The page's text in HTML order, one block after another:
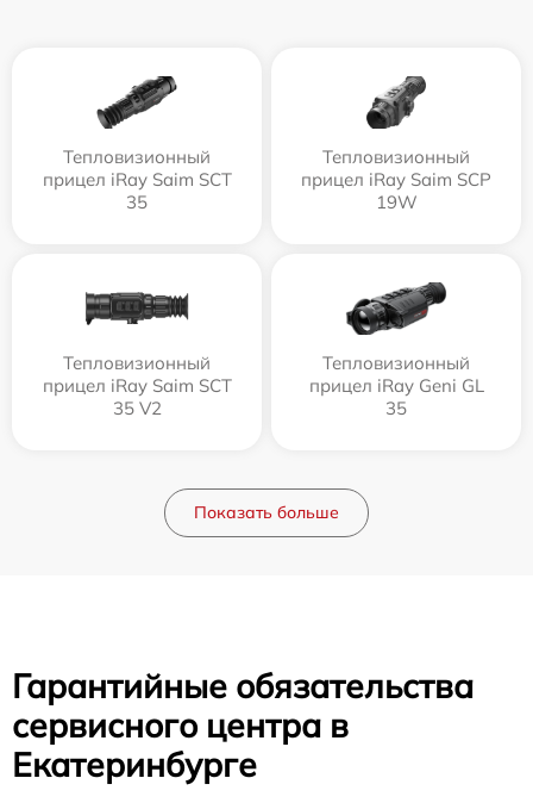
Тепловизионный
прицел iRay Saim SCT
35
Тепловизионный
прицел iRay Saim SCP
19W
Тепловизионный
прицел iRay Saim SCT
35 V2
Тепловизионный
прицел iRay Geni GL
35
Показать больше
Гарантийные обязательства
сервисного центра в
Екатеринбурге